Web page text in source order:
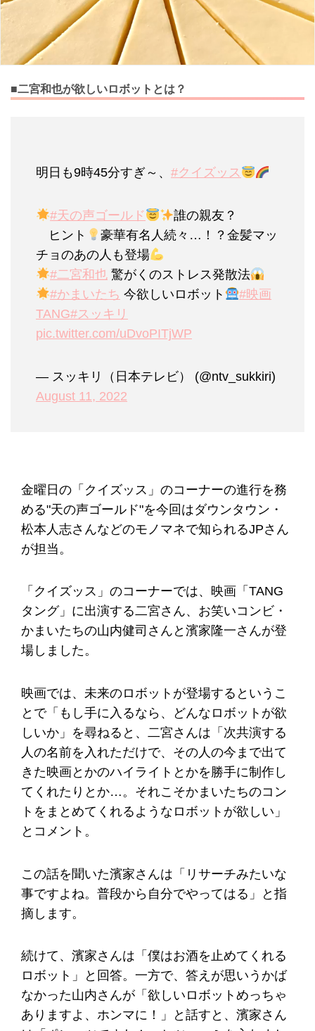
■二宮和也が欲しいロボットとは？
明日も9時45分すぎ～、 #クイズッス
#天の声ゴールド
誰の親友？
ヒント
豪華有名人続々…！？金髪マッ
チョのあの人も登場
#二宮和也 驚がくのストレス発散法
#かまいたち 今欲しいロボット
#映画
TANG#スッキリ
pic.twitter.com/uDvoPITjWP
— スッキリ（日本テレビ） (@ntv_sukkiri)
August 11, 2022
金曜日の「クイズッス」のコーナーの進行を務
める"天の声ゴールド"を今回はダウンタウン・
松本人志さんなどのモノマネで知られるJPさん
が担当。
「クイズッス」のコーナーでは、映画「TANG
タング」に出演する二宮さん、お笑いコンビ・
かまいたちの山内健司さんと濱家隆一さんが登
場しました。
映画では、未来のロボットが登場するというこ
とで「もし手に入るなら、どんなロボットが欲
しいか」を尋ねると、二宮さんは「次共演する
人の名前を入れただけで、その人の今まで出て
きた映画とかのハイライトとかを勝手に制作し
てくれたりとか…。それこそかまいたちのコン
トをまとめてくれるようなロボットが欲しい」
とコメント。
この話を聞いた濱家さんは「リサーチみたいな
事ですよね。普段から自分でやってはる」と指
摘します。
続けて、濱家さんは「僕はお酒を止めてくれる
ロボット」と回答。一方で、答えが思いうかば
なかった山内さんが「欲しいロボットめっちゃ
ありますよ、ホンマに！」と話すと、濱家さん